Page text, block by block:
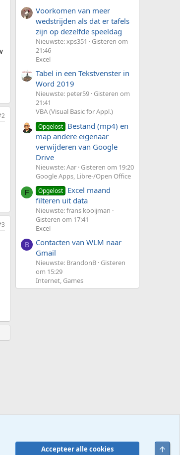
Voorkomen van meer
wedstrijden als dat er tafels
zijn op dezelfde speeldag
Nieuwste: xps351
Gisteren om
21:46
Excel
Tabel in een Tekstvenster in
Word 2019
Nieuwste: peter59 Gisteren om
21:41
VBA (Visual Basic for Appl.)
Opgelost Bestand (mp4) en
map andere eigenaar
verwijderen van Google
Drive
Nieuwste: Aar Gisteren om 19:20
Google Apps, Libre-/Open Office
F Opgelost Excel maand
filteren uit data
Nieuwste: frans kooijman
Gisteren om 17:41
Excel
B
Contacten van WLM naar
Gmail
Nieuwste: BrandonB Gisteren
om 15:29
Internet, Games
Accepteer alle cookies